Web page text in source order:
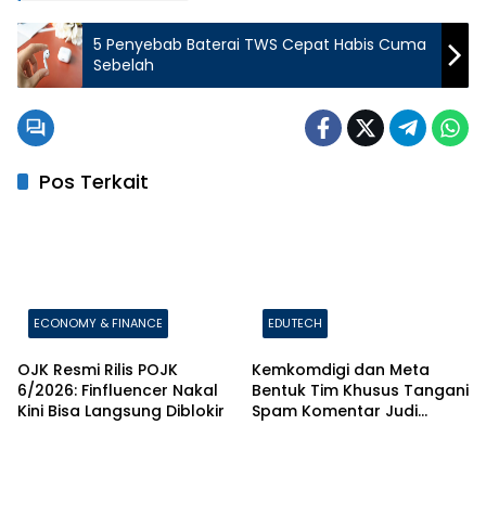
5 Penyebab Baterai TWS Cepat Habis Cuma
Sebelah
Pos Terkait
ECONOMY & FINANCE
OJK Resmi Rilis POJK
6/2026: Finfluencer Nakal
Kini Bisa Langsung Diblokir
EDUTECH
Kemkomdigi dan Meta
Bentuk Tim Khusus Tangani
Spam Komentar Judi